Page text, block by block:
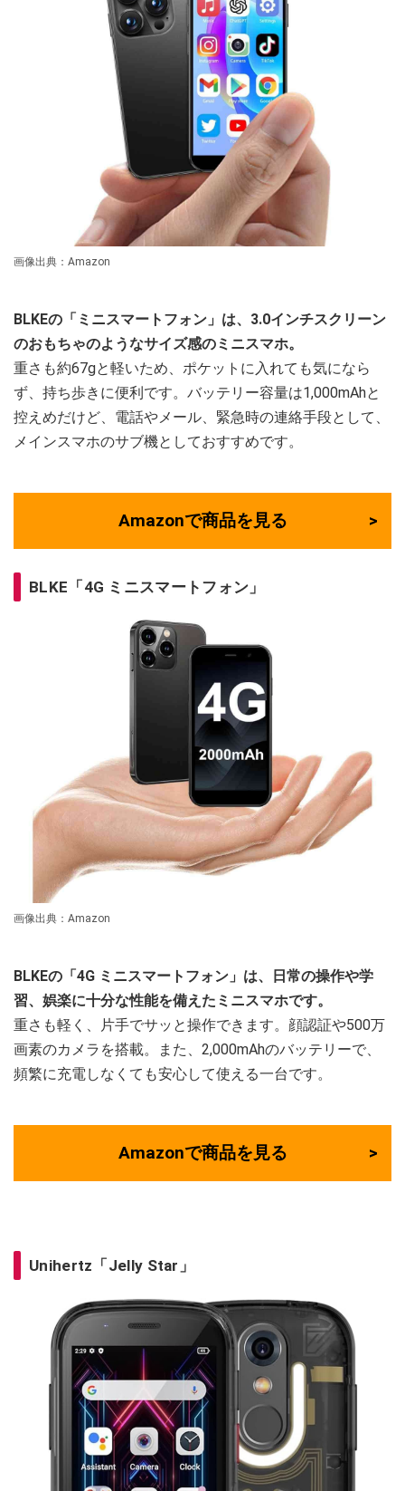
画像出典：Amazon
BLKEの「ミニスマートフォン」は、3.0インチスクリーン
のおもちゃのようなサイズ感のミニスマホ。
重さも約67gと軽いため、ポケットに入れても気になら
ず、持ち歩きに便利です。バッテリー容量は1,000mAhと
控えめだけど、電話やメール、緊急時の連絡手段として、
メインスマホのサブ機としておすすめです。
Amazonで商品を見る
BLKE「4G ミニスマートフォン」
画像出典：Amazon
BLKEの「4G ミニスマートフォン」は、日常の操作や学
習、娯楽に十分な性能を備えたミニスマホです。
重さも軽く、片手でサッと操作できます。顔認証や500万
画素のカメラを搭載。また、2,000mAhのバッテリーで、
頻繁に充電しなくても安心して使える一台です。
Amazonで商品を見る
Unihertz「Jelly Star」